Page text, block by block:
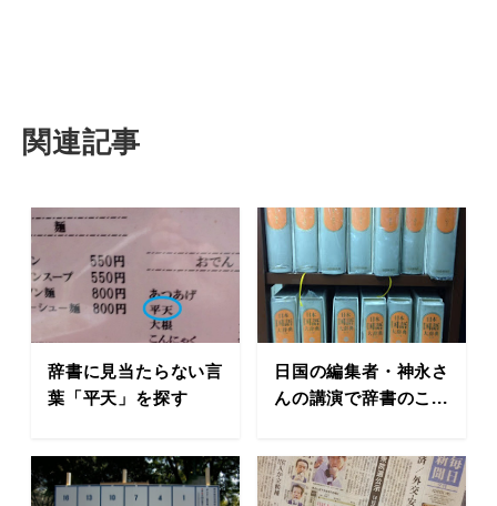
関連記事
辞書に見当たらない言
葉「平天」を探す
日国の編集者・神永さ
んの講演で辞書のこ...